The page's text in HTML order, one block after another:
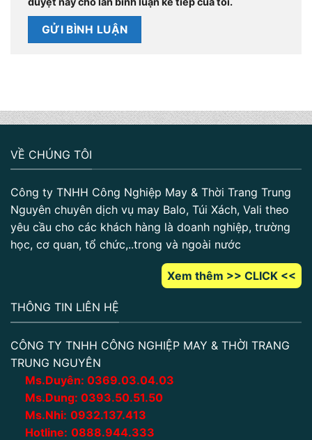
VỀ CHÚNG TÔI
Công ty TNHH Công Nghiệp May & Thời Trang Trung
Nguyên chuyên dịch vụ may Balo, Túi Xách, Vali theo
yêu cầu cho các khách hàng là doanh nghiệp, trường
học, cơ quan, tổ chức,..trong và ngoài nước
Xem thêm >> CLICK <<
THÔNG TIN LIÊN HỆ
CÔNG TY TNHH CÔNG NGHIỆP MAY & THỜI TRANG
TRUNG NGUYÊN
Ms.Duyên: 0369.03.04.03
Ms.Dung: 0393.50.51.50
Ms.Nhi: 0932.137.413
Hotline: 0888.944.333